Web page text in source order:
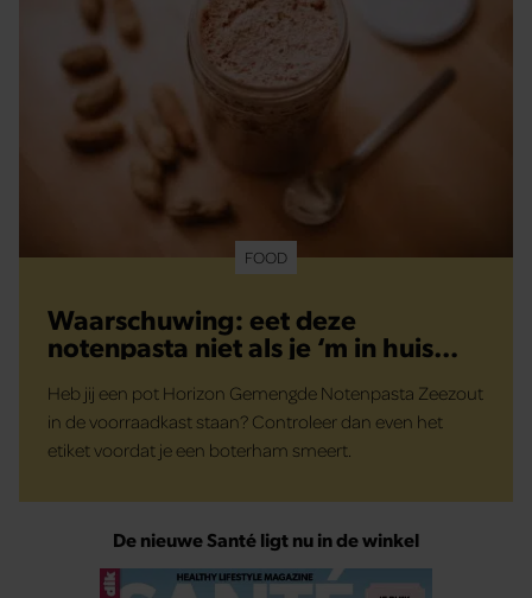
FOOD
Waarschuwing: eet deze
notenpasta niet als je ‘m in huis
Heb jij een pot Horizon Gemengde Notenpasta Zeezout
in de voorraadkast staan? Controleer dan even het
etiket voordat je een boterham smeert.
De nieuwe Santé ligt nu in de winkel